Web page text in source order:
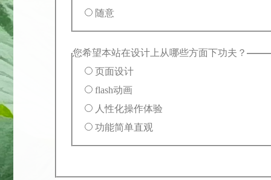
随意
您希望本站在设计上从哪些方面下功夫？
页面设计
flash动画
人性化操作体验
功能简单直观